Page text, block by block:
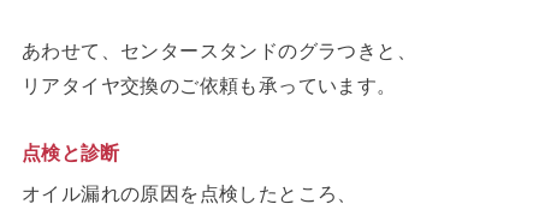
あわせて、センタースタンドのグラつきと、
リアタイヤ交換のご依頼も承っています。
点検と診断
オイル漏れの原因を点検したところ、